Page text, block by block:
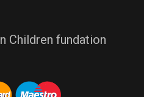
Children fundation